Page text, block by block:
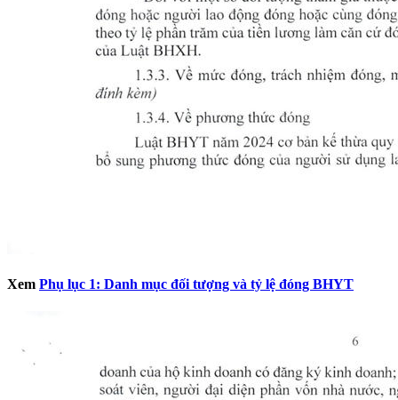
Xem Phụ lục 1: Danh mục đối tượng và tỷ lệ đóng BHYT